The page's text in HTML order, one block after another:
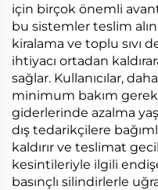
için birçok önemli
bu sistemler teslim
kiralama ve toplu sıvı
ihtiyacı ortadan
sağlar. Kullanıcılar,
minimum bakım
giderlerinde azalma
dış tedarikçilere
kaldırır ve teslimat
kesintileriyle ilgili
basınçlı silindirlerle